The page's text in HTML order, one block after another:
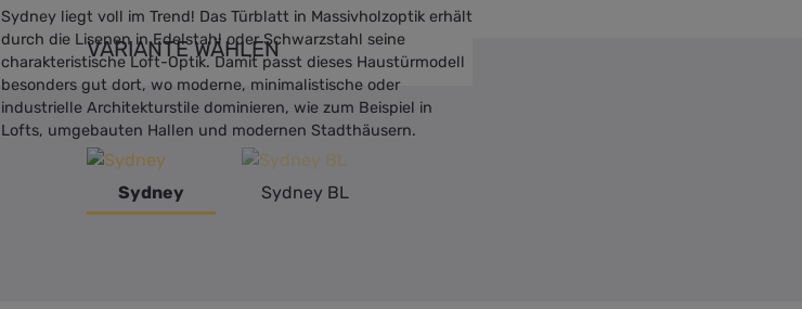
Sydney liegt voll im Trend! Das Türblatt in Massivholzoptik erhält
durch die Lisenen in Edelstahl oder Schwarzstahl seine
charakteristische Loft-Optik. Damit passt dieses Haustürmodell
besonders gut dort, wo moderne, minimalistische oder
industrielle Architekturstile dominieren, wie zum Beispiel in
Lofts, umgebauten Hallen und modernen Stadthäusern.
VARIANTE WÄHLEN
Sydney Sydney BL